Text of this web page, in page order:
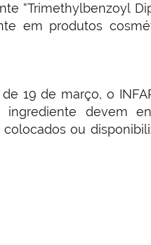
“Trimethylbenzoyl
em produtos
19 de março, o
devem
ou